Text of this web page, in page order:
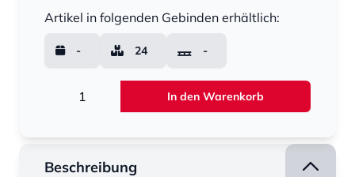
Artikel in folgenden Gebinden erhältlich:
- 24 -
In den Warenkorb
Beschreibung